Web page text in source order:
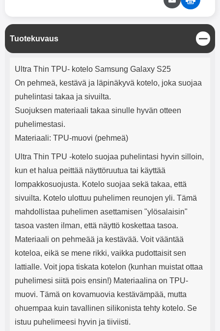
Input: AC100-240V 50/60Hz 0.8A
(15W) 9V/2.0A (18W) 12V/1.5
(18W) Type-C: 5V/3A (PD15W)
20.W Max Johdon pituus: 1 metri
Väri: Valkoinen
Tuotekuvaus
S
u
l
Tuotekuvaus
Ultra Thin TPU- kotelo Samsung Galaxy S25
On pehmeä, kestävä ja läpinäkyvä kotelo, joka suojaa
puhelintasi takaa ja sivuilta.
Suojuksen materiaali takaa sinulle hyvän otteen
puhelimestasi.
Materiaali: TPU-muovi (pehmeä)
Ultra Thin TPU -kotelo suojaa puhelintasi hyvin silloin,
kun et halua peittää näyttöruutua tai käyttää
lompakkosuojusta. Kotelo suojaa sekä takaa, että
sivuilta. Kotelo ulottuu puhelimen reunojen yli. Tämä
mahdollistaa puhelimen asettamisen "ylösalaisin"
tasoa vasten ilman, että näyttö koskettaa tasoa.
Materiaali on pehmeää ja kestävää. Voit vääntää
koteloa, eikä se mene rikki, vaikka pudottaisit sen
lattialle. Voit jopa tiskata kotelon (kunhan muistat ottaa
puhelimesi siitä pois ensin!) Materiaalina on TPU-
muovi. Tämä on kovamuovia kestävämpää, mutta
ohuempaa kuin tavallinen silikonista tehty kotelo. Se
istuu puhelimeesi hyvin ja tiiviisti.